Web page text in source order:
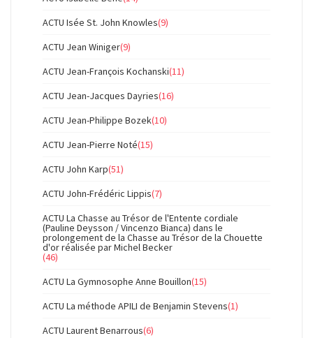
ACTU Isée St. John Knowles(9)
ACTU Jean Winiger(9)
ACTU Jean-François Kochanski(11)
ACTU Jean-Jacques Dayries(16)
ACTU Jean-Philippe Bozek(10)
ACTU Jean-Pierre Noté(15)
ACTU John Karp(51)
ACTU John-Frédéric Lippis(7)
ACTU La Chasse au Trésor de l'Entente cordiale
(Pauline Deysson / Vincenzo Bianca) dans le
prolongement de la Chasse au Trésor de la Chouette
d'or réalisée par Michel Becker
(46)
ACTU La Gymnosophe Anne Bouillon(15)
ACTU La méthode APILI de Benjamin Stevens(1)
ACTU Laurent Benarrous(6)